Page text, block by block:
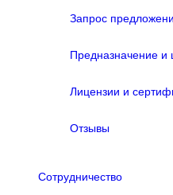
Запрос
Предназначение и
Лицензии и
Отзывы
Сотрудничество